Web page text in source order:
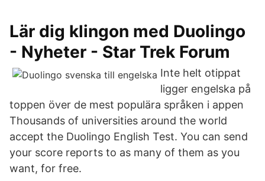
Lär dig klingon med Duolingo
- Nyheter - Star Trek Forum
Inte helt otippat
ligger engelska på
toppen över de mest populära språken i appen
Thousands of universities around the world
accept the Duolingo English Test. You can send
your score reports to as many of them as you
want, for free.